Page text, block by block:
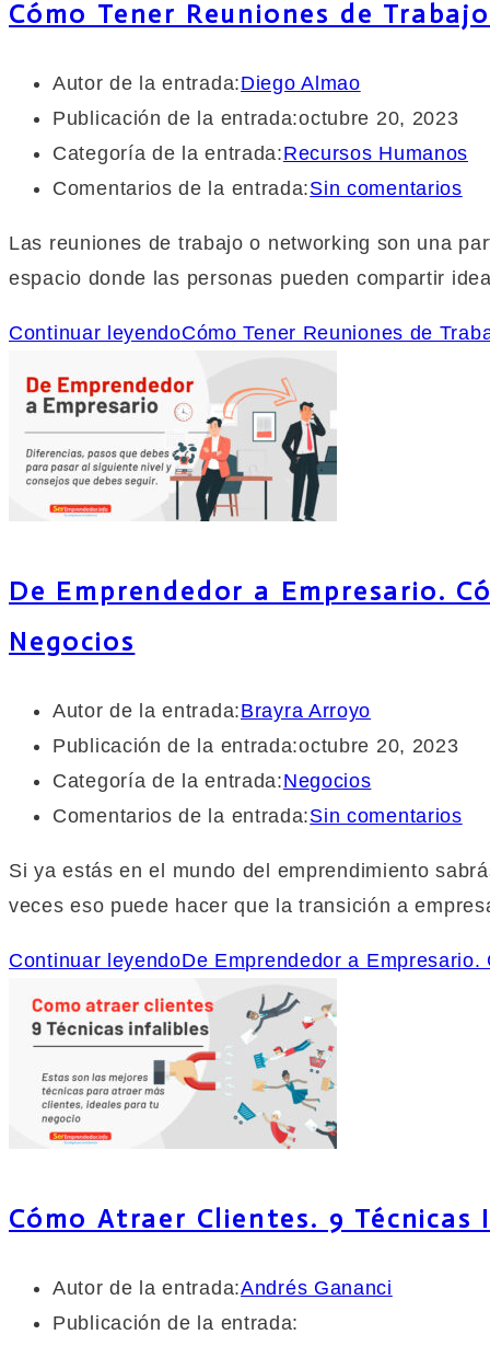
Cómo Tener Reuniones de
Autor de la entrada:Diego Almao
Publicación de la entrada:octubre 20, 2023
Categoría de la entrada:Recursos Humanos
Comentarios de la entrada:Sin comentarios
Las reuniones de trabajo o networking son una
espacio donde las personas pueden compartir
Continuar leyendoCómo Tener Reuniones de
De Emprendedor a Empresario.
Negocios
Autor de la entrada:Brayra Arroyo
Publicación de la entrada:octubre 20, 2023
Categoría de la entrada:Negocios
Comentarios de la entrada:Sin comentarios
Si ya estás en el mundo del emprendimiento
veces eso puede hacer que la transición a
Continuar leyendoDe Emprendedor a
Cómo Atraer Clientes. 9 Técnicas
Autor de la entrada:Andrés Gananci
Publicación de la entrada: